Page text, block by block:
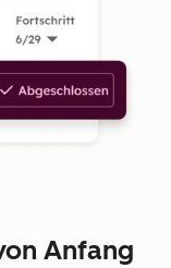
Anfang